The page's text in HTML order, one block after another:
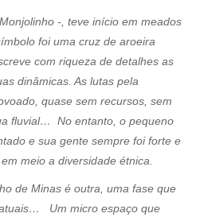
-, teve início em meados
foi uma cruz de aroeira
com riqueza de detalhes as
dinâmicas. As lutas pela
quase sem recursos, sem
fluvial… No entanto, o pequeno
e sua gente sempre foi forte e
meio a diversidade étnica.
de Minas é outra, uma fase que
Um micro espaço que